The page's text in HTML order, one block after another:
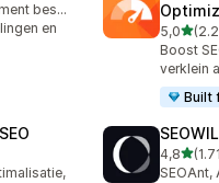
Gratis abonnement beschikbaar
en
5,0van 5
2248
Boost
verklein
Built
4,8van 5
1719
SEOAnt,